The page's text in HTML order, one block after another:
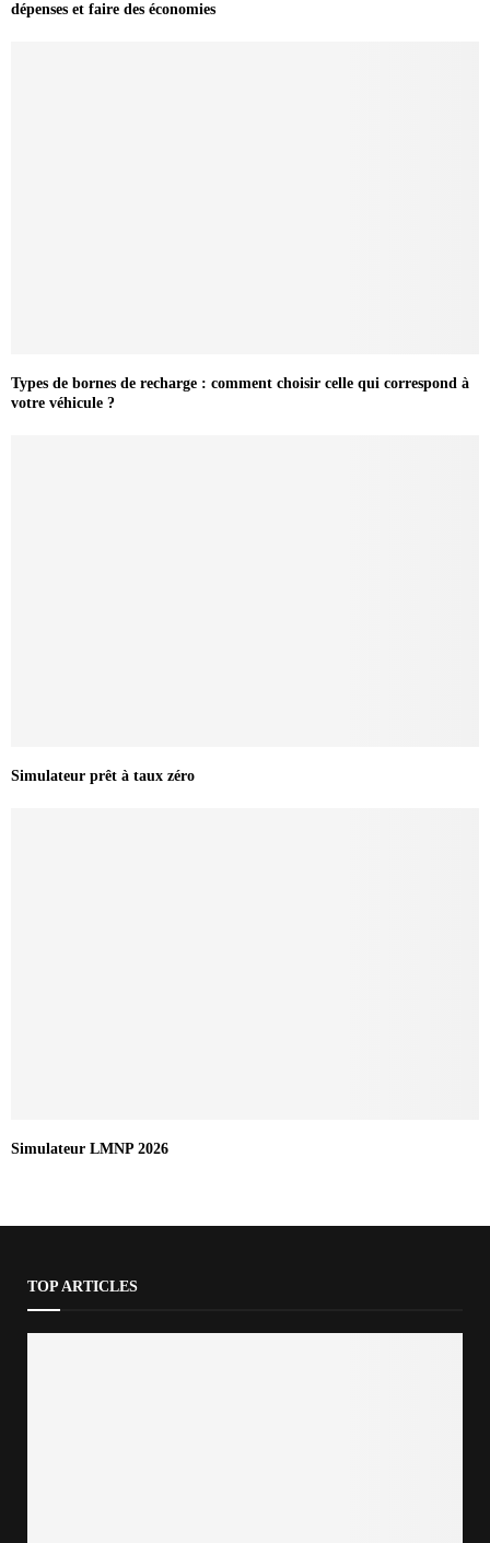
dépenses et faire des économies
Types de bornes de recharge : comment choisir celle qui correspond à
votre véhicule ?
Simulateur prêt à taux zéro
Simulateur LMNP 2026
TOP ARTICLES